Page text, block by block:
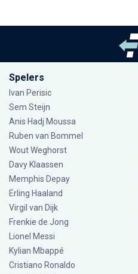
Spelers
Ivan Perisic
Sem Steijn
Anis Hadj Moussa
Ruben van Bommel
Wout Weghorst
Davy Klaassen
Memphis Depay
Erling Haaland
Virgil van Dijk
Frenkie de Jong
Lionel Messi
Kylian Mbappé
Cristiano Ronaldo